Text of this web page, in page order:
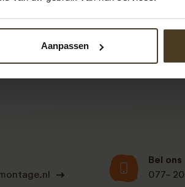
Aanpassen
Bekijk alle recensies
Bel ons
077-